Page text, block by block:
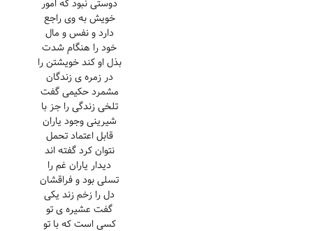
دوستی نبود که امور
خویش به وی راجع
دارد و نفس و مال
خود را هنگام شدت
بذل او کند خویشتن را
در زمره ی زندگان
مشمرد حکیمی گفت
تلخی زندگی را جز با
شیرینی وجود یاران
قابل اعتماد تحمل
نتوان کرد گفته اند
دیدار یاران غم را
تسلی بود و فراقشان
دل را زخم زند یکی
گفت عشیره ی تو
کسی است که با تو